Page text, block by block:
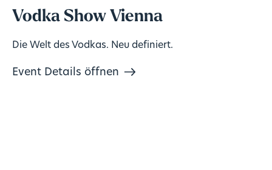
Vodka Show Vienna
Die Welt des Vodkas. Neu definiert.
Event Details öffnen